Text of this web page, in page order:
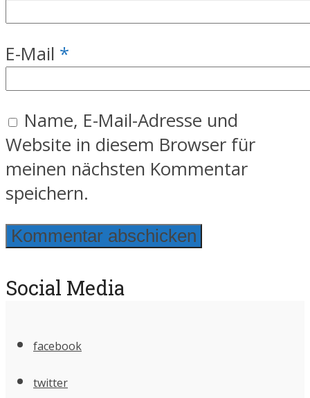
E-Mail *
Name, E-Mail-Adresse und
Website in diesem Browser für
meinen nächsten Kommentar
speichern.
Social Media
facebook
twitter